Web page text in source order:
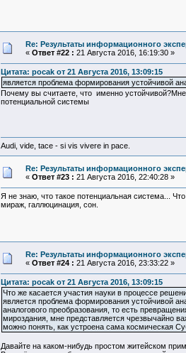
Re: Результаты информационного
« Ответ #22 : 21 Августа 2016, 16:19:30 »
Цитата: pocak от 21 Августа 2016, 13:09:15
является проблема формирования устойчивой
Почему вы считаете, что именно
потенциальной системы
Audi, vide, tace - si vis vivere in pace.
Re: Результаты информационного
« Ответ #23 : 21 Августа 2016, 22:40:28 »
Я не знаю, что такое потенциальная система...
мираж, галлюцинация, сон.
Re: Результаты информационного
« Ответ #24 : 21 Августа 2016, 23:33:22 »
Цитата: pocak от 21 Августа 2016, 13:09:15
Что же касается участия науки в процессе
является проблема формирования устойчивой
аналогового преобразования, то есть
мироздания, мне представляется чрезвычайно
можно понять, как устроена сама космическая
Давайте на каком-нибудь простом житейском